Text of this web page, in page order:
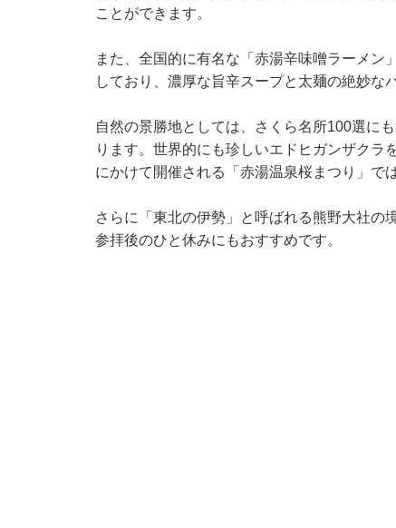
ことができます。
また、全国的に有名な「赤湯辛味噌ラーメン
しており、濃厚な旨辛スープと太麺の絶妙な
自然の景勝地としては、さくら名所100選に
ります。世界的にも珍しいエドヒガンザクラ
にかけて開催される「赤湯温泉桜まつり」で
さらに「東北の伊勢」と呼ばれる熊野大社の
参拝後のひと休みにもおすすめです。